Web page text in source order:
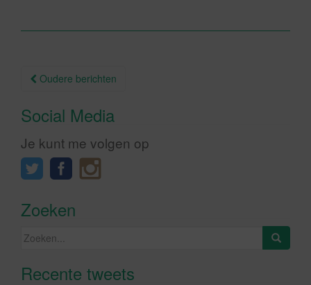
Berichtnavigatie
Oudere berichten
Social Media
Je kunt me volgen op
Zoeken
Zoeken
Recente tweetsKlik om marketing cookies te